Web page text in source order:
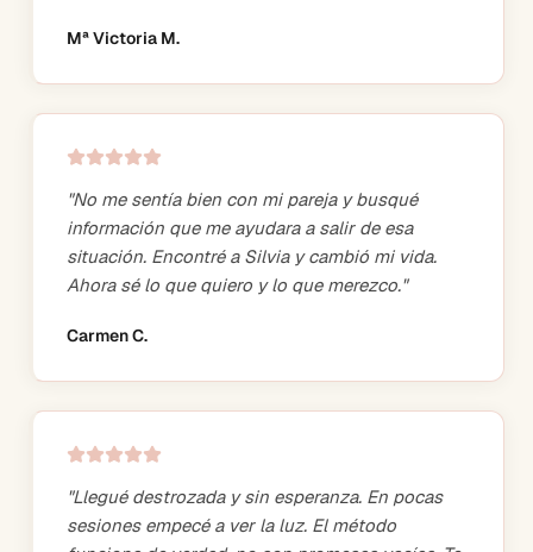
Mª Victoria M.
"No me sentía bien con mi pareja y busqué
información que me ayudara a salir de esa
situación. Encontré a Silvia y cambió mi vida.
Ahora sé lo que quiero y lo que merezco."
Carmen C.
"Llegué destrozada y sin esperanza. En pocas
sesiones empecé a ver la luz. El método